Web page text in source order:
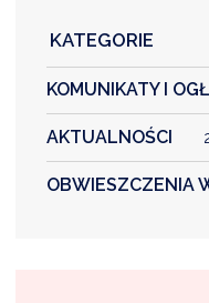
KATEGORIE
KOMUNIKATY I
AKTUALNOŚCI
OBWIESZCZENIA